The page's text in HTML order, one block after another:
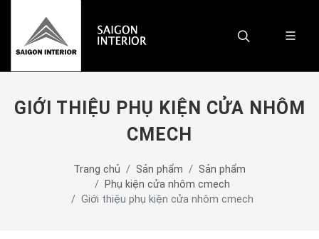
GIỚI THIỆU PHỤ KIỆN CỬA NHÔM
CMECH
Trang chủ Sản phẩm
Sản phẩm
Phụ kiện cửa nhôm cmech
Giới thiệu phụ kiện cửa nhôm cmech